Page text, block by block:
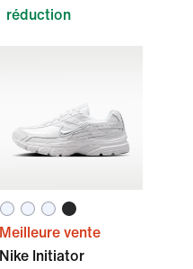
réduction
Meilleure vente
Nike Initiator